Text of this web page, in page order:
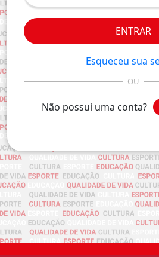
ENTRAR
Esqueceu sua
OU
Não possui uma conta?